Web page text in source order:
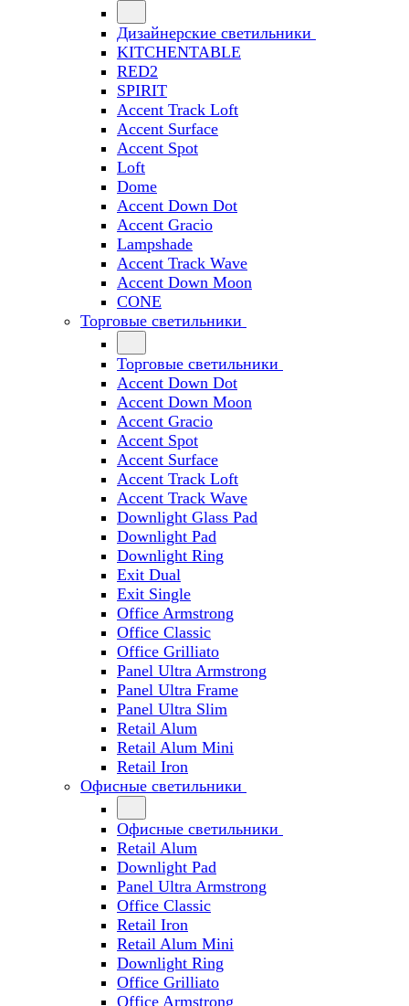
Дизайнерские светильники
KITCHENTABLE
RED2
SPIRIT
Accent Track Loft
Accent Surface
Accent Spot
Loft
Dome
Accent Down Dot
Accent Gracio
Lampshade
Accent Track Wave
Accent Down Moon
CONE
Торговые светильники
Торговые светильники
Accent Down Dot
Accent Down Moon
Accent Gracio
Accent Spot
Accent Surface
Accent Track Loft
Accent Track Wave
Downlight Glass Pad
Downlight Pad
Downlight Ring
Exit Dual
Exit Single
Office Armstrong
Office Classic
Office Grilliato
Panel Ultra Armstrong
Panel Ultra Frame
Panel Ultra Slim
Retail Alum
Retail Alum Mini
Retail Iron
Офисные светильники
Офисные светильники
Retail Alum
Downlight Pad
Panel Ultra Armstrong
Office Classic
Retail Iron
Retail Alum Mini
Downlight Ring
Office Grilliato
Office Armstrong